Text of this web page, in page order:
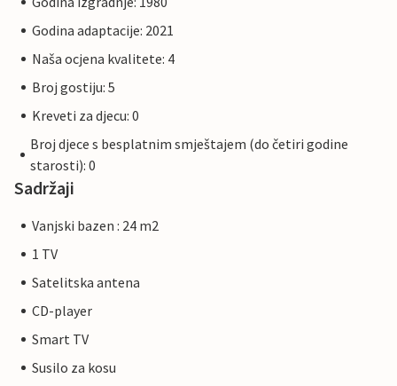
Godina adaptacije: 2021
Naša ocjena kvalitete: 4
Broj gostiju: 5
Kreveti za djecu: 0
Broj djece s besplatnim smještajem (do četiri godine
starosti): 0
Sadržaji
Vanjski bazen : 24 m2
1 TV
Satelitska antena
CD-player
Smart TV
Susilo za kosu